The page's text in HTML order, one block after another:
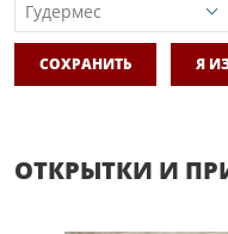
СОХРАНИТЬ Я
ОТКРЫТКИ И